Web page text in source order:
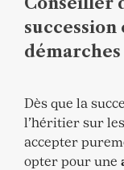
démarches
Dès que la
l’héritier sur
accepter
opter pour une